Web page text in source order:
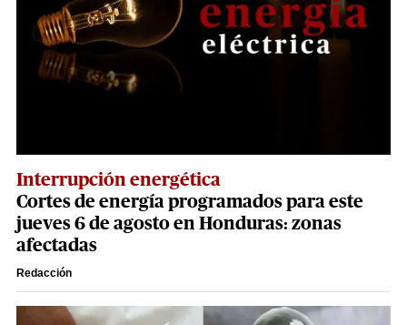
Interrupción energética
Cortes de energía programados para este
jueves 6 de agosto en Honduras: zonas
afectadas
Redacción